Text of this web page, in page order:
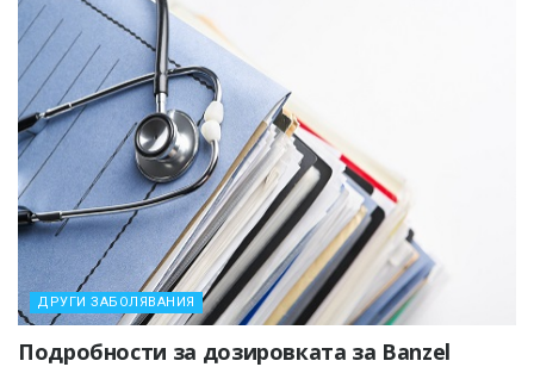
ДРУГИ ЗАБОЛЯВАНИЯ
Подробности за дозировката за Banzel